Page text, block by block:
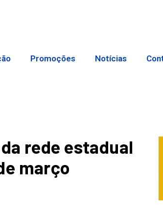
Promoções Notícias
rede estadual
março